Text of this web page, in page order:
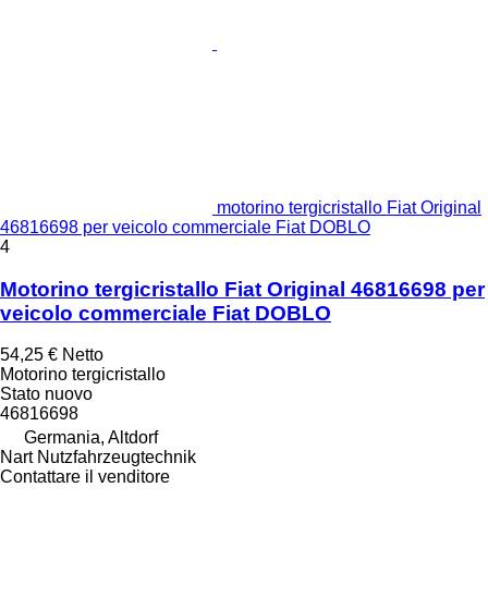
motorino tergicristallo Fiat Original
46816698 per veicolo commerciale Fiat DOBLO
4
Motorino tergicristallo Fiat Original 46816698 per
veicolo commerciale Fiat DOBLO
54,25 € Netto
Motorino tergicristallo
Stato nuovo
46816698
Germania, Altdorf
Nart Nutzfahrzeugtechnik
Contattare il venditore